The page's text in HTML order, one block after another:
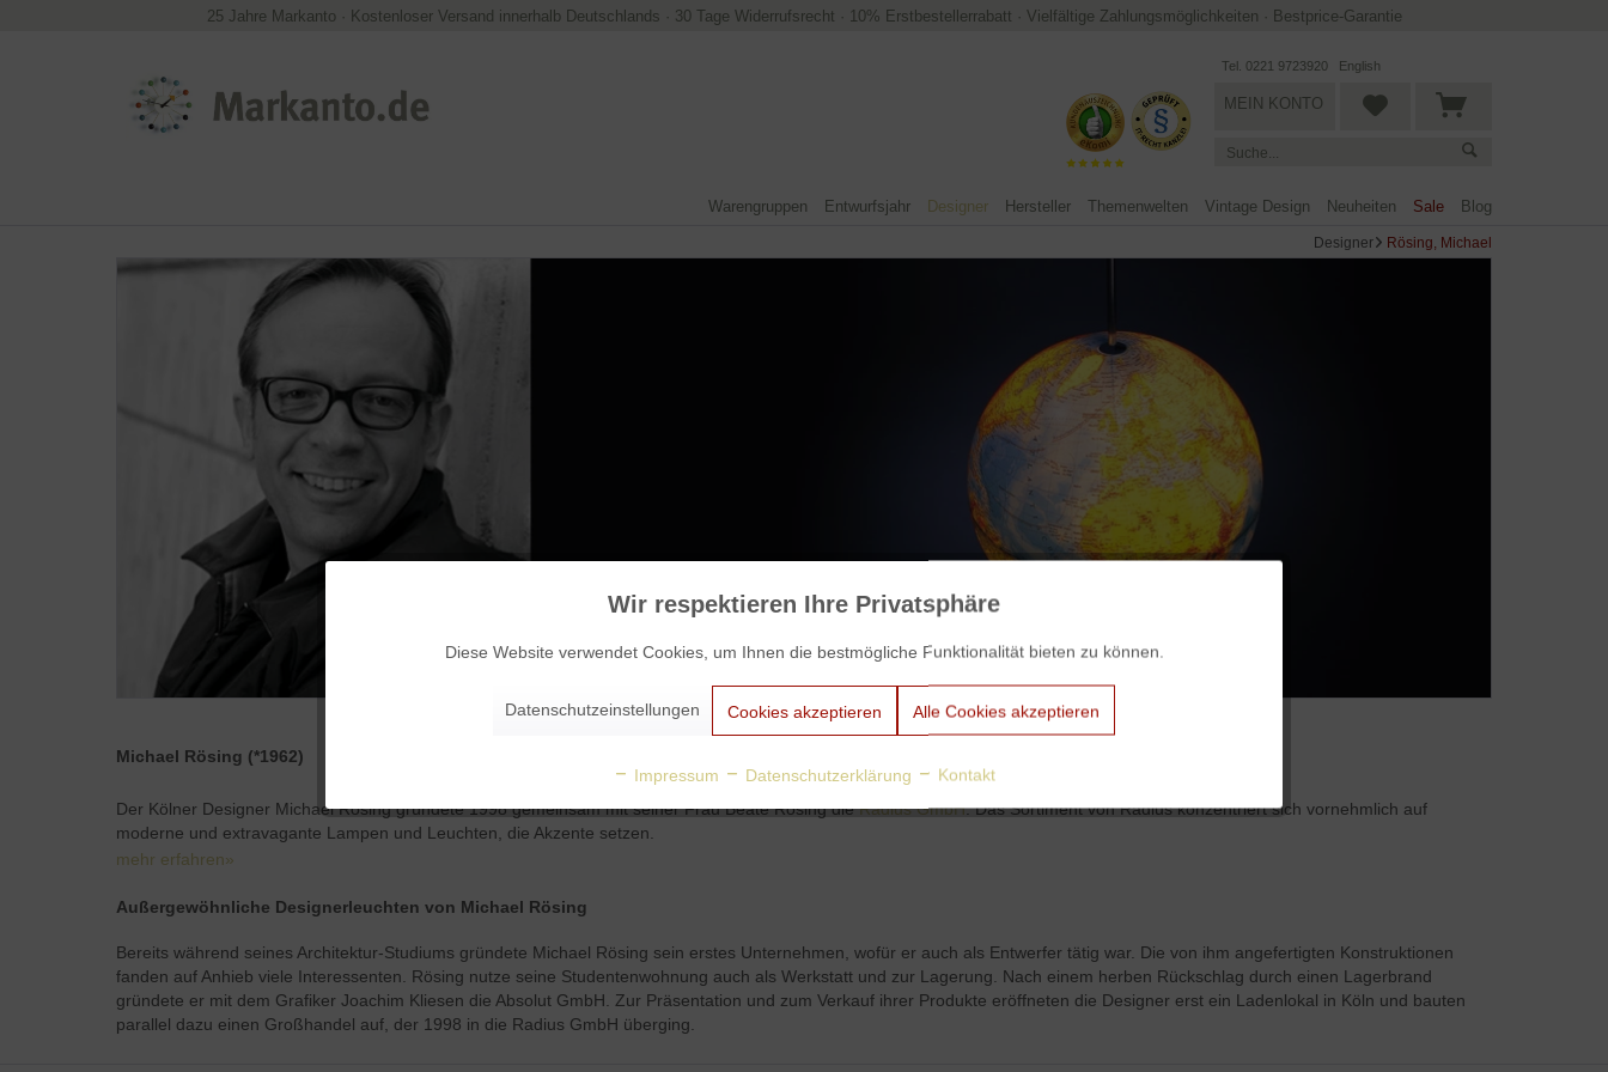
25 Jahre Markanto · Kostenloser Versand innerhalb Deutschlands · 30 Tage Widerrufsrecht · 10% Erstbestellerrabatt · Vielfältige Zahlungsmöglichkeiten · Bestprice-Garantie
Tel. 0221 9723920 English
MEIN KONTO
Warengruppen Entwurfsjahr Designer Hersteller Themenwelten Vintage Design Neuheiten Sale Blog
Designer Rösing, Michael
Michael Rösing (*1962)
Der Kölner Designer Michael Rösing gründete 1998 gemeinsam mit seiner Frau Beate Rösing dieRadius GmbH. Das Sortiment von Radius konzentriert sich vornehmlich auf
moderne und extravagante Lampen und Leuchten, die Akzente setzen.
mehr erfahren»
Außergewöhnliche Designerleuchten von Michael Rösing
Bereits während seines Architektur-Studiums gründete Michael Rösing sein erstes Unternehmen, wofür er auch als Entwerfer tätig war. Die von ihm angefertigten Konstruktionen
fanden auf Anhieb viele Interessenten. Rösing nutze seine Studentenwohnung auch als Werkstatt und zur Lagerung. Nach einem herben Rückschlag durch einen Lagerbrand
gründete er mit dem Grafiker Joachim Kliesen die Absolut GmbH. Zur Präsentation und zum Verkauf ihrer Produkte eröffneten die Designer erst ein Ladenlokal in Köln und bauten
parallel dazu einen Großhandel auf, der 1998 in die Radius GmbH überging.
Personalisierung Aktiv
Wir respektieren Ihre Privatsphäre
Diese Website verwendet Cookies, um Ihnen die bestmögliche Funktionalität bieten zu können.
Datenschutzeinstellungen Cookies akzeptieren Alle Cookies akzeptieren
Impressum Datenschutzerklärung Kontakt